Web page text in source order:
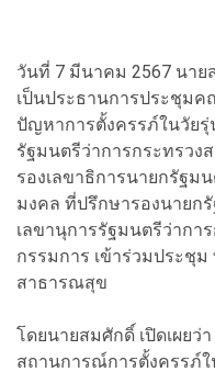
วันที่ 7 มีนาคม 2567 นา
เป็นประธานการประชุม
ปัญหาการตั้งครรภ์ในวัย
รัฐมนตรีว่าการกระทรว
รองเลขาธิการนายกรัฐม
มงคล ที่ปรึกษารองนายก
เลขานุการรัฐมนตรีว่าก
กรรมการ เข้าร่วมประชุ
สาธารณสุข
โดยนายสมศักดิ์ เปิดเผยว่
สถานการณ์การตั้งครรภ์